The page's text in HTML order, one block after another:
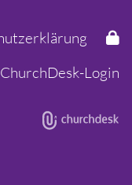
ChurchDesk-Login